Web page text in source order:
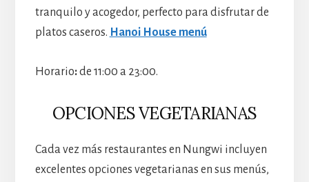
tranquilo y acogedor, perfecto para disfrutar de
platos caseros. Hanoi House menú
Horario:de 11:00 a 23:00.
OPCIONES VEGETARIANAS
Cada vez más restaurantes en Nungwi incluyen
excelentes opciones vegetarianas en sus menús,